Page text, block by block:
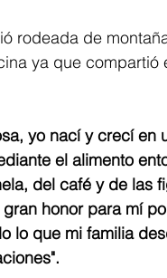
rodeada de
ya que
yo nací y crecí
el alimento
del café y de las
honor para mí
lo que mi familia